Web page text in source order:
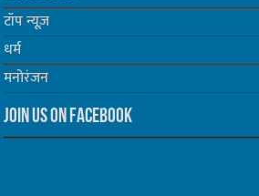
टॉप न्यूज़
धर्म
मनोरंजन
Join us on Facebook